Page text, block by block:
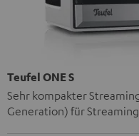
Teufel ONE S
Sehr kompakter
Generation) für